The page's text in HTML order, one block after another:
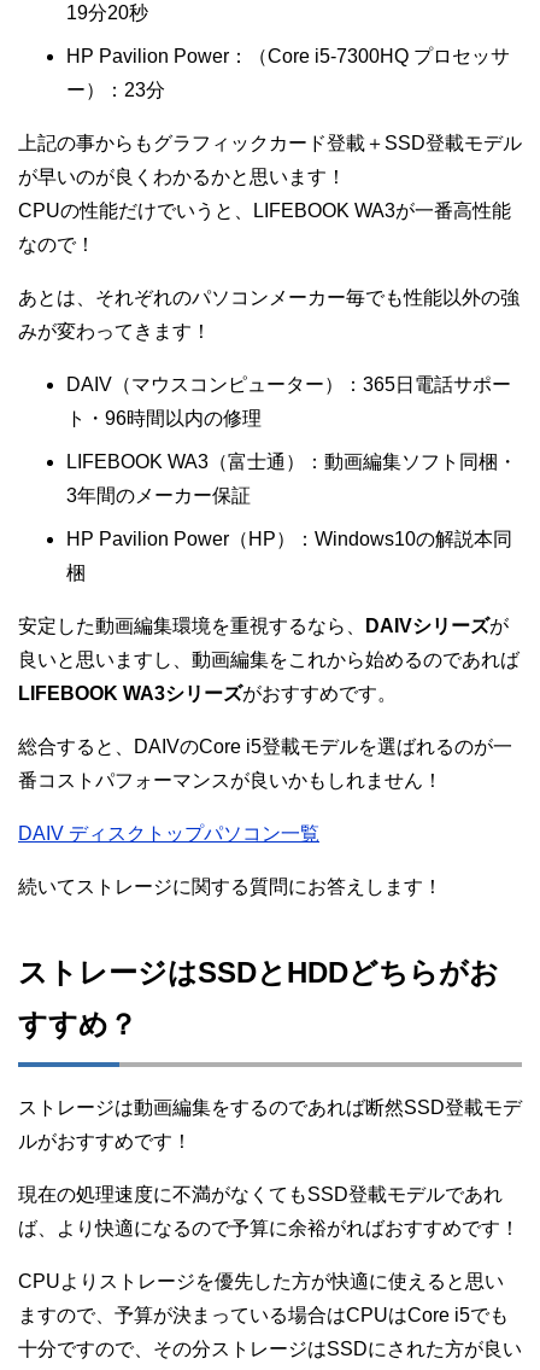
19分20秒
HP Pavilion Power：（Core i5-7300HQ プロセッサ
ー）：23分
上記の事からもグラフィックカード登載＋SSD登載モデル
が早いのが良くわかるかと思います！
CPUの性能だけでいうと、LIFEBOOK WA3が一番高性能
なので！
あとは、それぞれのパソコンメーカー毎でも性能以外の強
みが変わってきます！
DAIV（マウスコンピューター）：365日電話サポー
ト・96時間以内の修理
LIFEBOOK WA3（富士通）：動画編集ソフト同梱・
3年間のメーカー保証
HP Pavilion Power（HP）：Windows10の解説本同
梱
安定した動画編集環境を重視するなら、 DAIVシリーズが
良いと思いますし、動画編集をこれから始めるのであれば
LIFEBOOK WA3シリーズがおすすめです。
総合すると、DAIVのCore i5登載モデルを選ばれるのが一
番コストパフォーマンスが良いかもしれません！
DAIV ディスクトップパソコン一覧
続いてストレージに関する質問にお答えします！
ストレージはSSDとHDDどちらがお
すすめ？
ストレージは動画編集をするのであれば断然SSD登載モデ
ルがおすすめです！
現在の処理速度に不満がなくてもSSD登載モデルであれ
ば、より快適になるので予算に余裕がればおすすめです！
CPUよりストレージを優先した方が快適に使えると思い
ますので、予算が決まっている場合はCPUはCore i5でも
十分ですので、その分ストレージはSSDにされた方が良い